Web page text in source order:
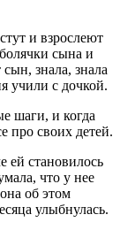
и взрослеют
сына и
знала, знала
учили с дочкой.
шаги, и когда
про своих детей.
ей становилось
что у нее
об этом
улыбнулась.